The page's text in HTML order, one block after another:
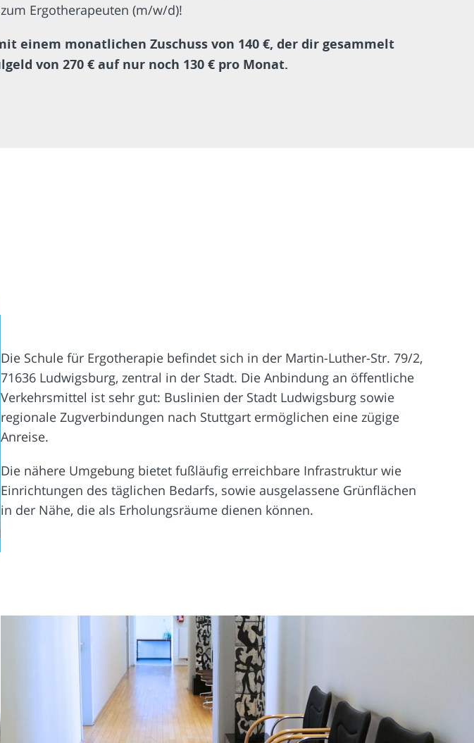
Ergotherapeuten (m/w/d)!
einem monatlichen Zuschuss von 140 €, der dir gesammelt
von 270 € auf nur noch 130 € pro Monat.
Die Schule für Ergotherapie befindet sich in der Martin-Luther-Str. 79/2,
71636 Ludwigsburg, zentral in der Stadt. Die Anbindung an öffentliche
Verkehrsmittel ist sehr gut: Buslinien der Stadt Ludwigsburg sowie
regionale Zugverbindungen nach Stuttgart ermöglichen eine zügige
Anreise.
Die nähere Umgebung bietet fußläufig erreichbare Infrastruktur wie
Einrichtungen des täglichen Bedarfs, sowie ausgelassene Grünflächen
in der Nähe, die als Erholungsräume dienen können.